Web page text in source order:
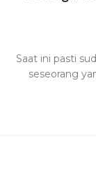
Saat ini pasti
seseorang